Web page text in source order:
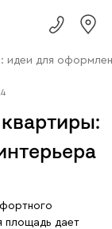
идеи для
площадь дает